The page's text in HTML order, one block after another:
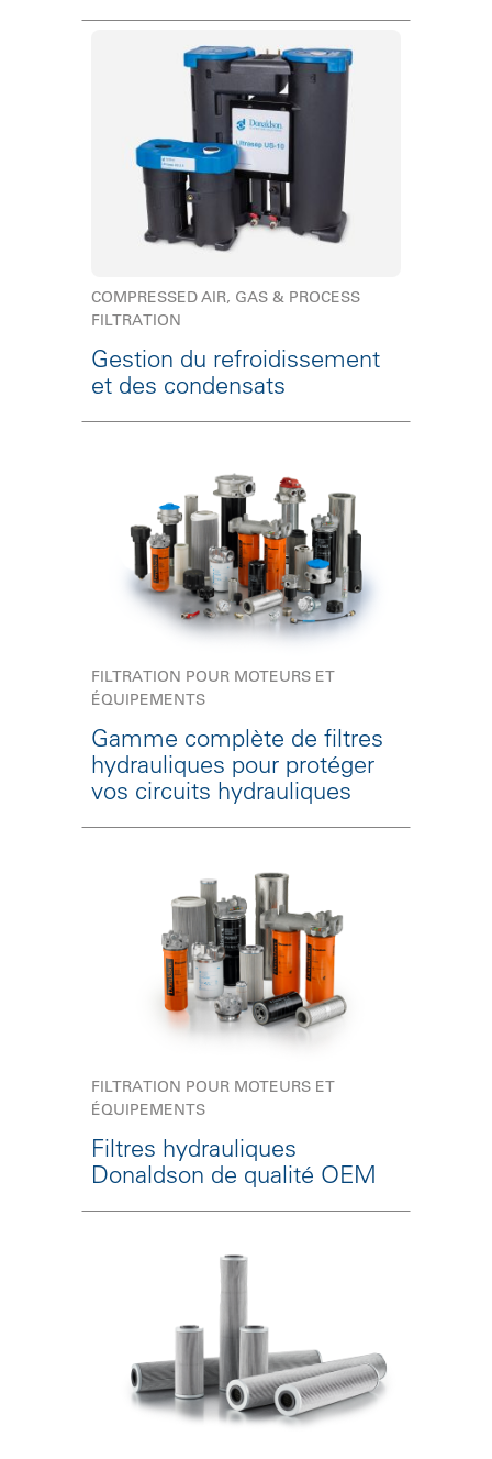
COMPRESSED AIR, GAS & PROCESS
FILTRATION
Gestion du refroidissement
et des condensats
FILTRATION POUR MOTEURS ET
ÉQUIPEMENTS
Gamme complète de filtres
hydrauliques pour protéger
vos circuits hydrauliques
FILTRATION POUR MOTEURS ET
ÉQUIPEMENTS
Filtres hydrauliques
Donaldson de qualité OEM